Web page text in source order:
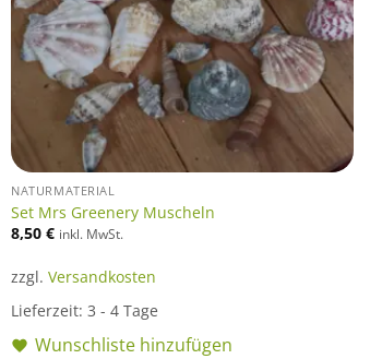
NATURMATERIAL
Set Mrs Greenery Muscheln
8,50€ inkl. MwSt.
zzgl.Versandkosten
Lieferzeit:3 - 4 Tage
Wunschliste hinzufügen